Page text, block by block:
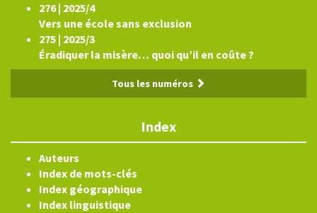
276 | 2025/4
Vers une école sans exclusion
275 | 2025/3
Éradiquer la misère… quoi qu’il en coûte ?
Tous les numéros
Index
Auteurs
Index de mots-clés
Index géographique
Index linguistique